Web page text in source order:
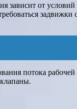
от
потока